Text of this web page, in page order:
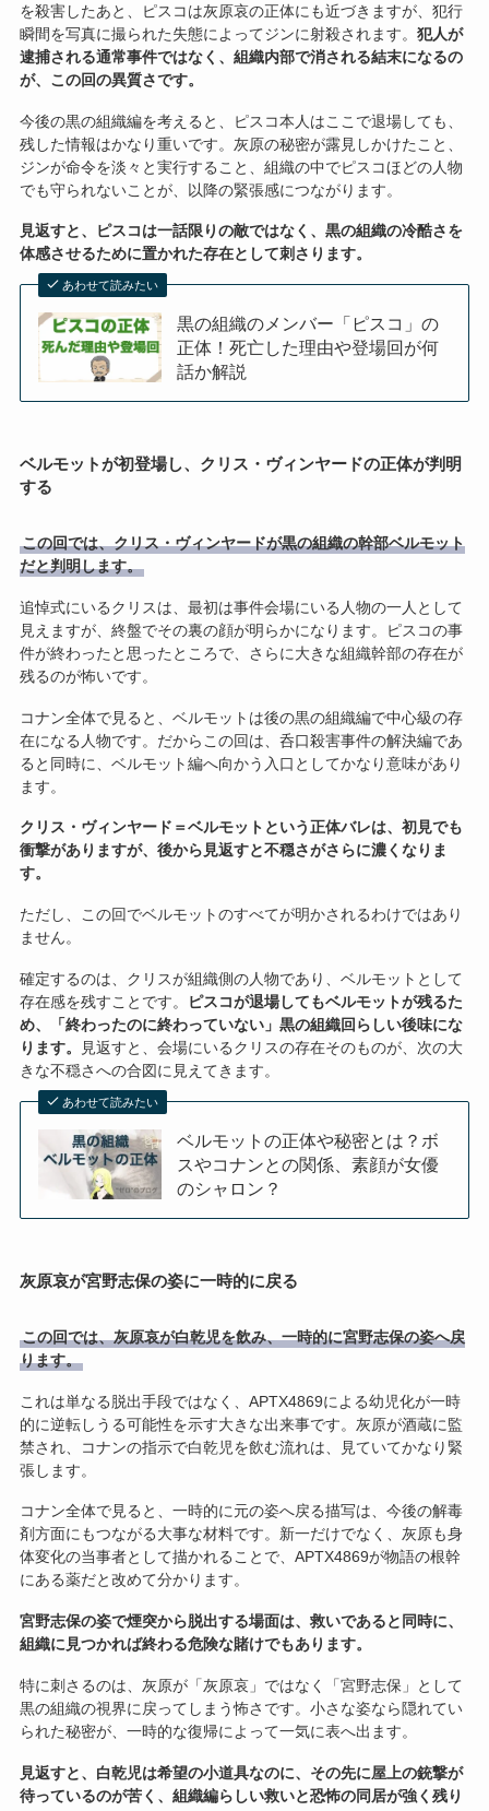
を殺害したあと、ピスコは灰原哀の正体にも近づきますが、犯行
瞬間を写真に撮られた失態によってジンに射殺されます。 犯人が
逮捕される通常事件ではなく、組織内部で消される結末になるの
が、この回の異質さです。
今後の黒の組織編を考えると、ピスコ本人はここで退場しても、
残した情報はかなり重いです。灰原の秘密が露見しかけたこと、
ジンが命令を淡々と実行すること、組織の中でピスコほどの人物
でも守られないことが、以降の緊張感につながります。
見返すと、ピスコは一話限りの敵ではなく、黒の組織の冷酷さを
体感させるために置かれた存在として刺さります。
あわせて読みたい
黒の組織のメンバー「ピスコ」の
正体！死亡した理由や登場回が何
話か解説
ベルモットが初登場し、クリス・ヴィンヤードの正体が判明
する
この回では、クリス・ヴィンヤードが黒の組織の幹部ベルモット
だと判明します。
追悼式にいるクリスは、最初は事件会場にいる人物の一人として
見えますが、終盤でその裏の顔が明らかになります。ピスコの事
件が終わったと思ったところで、さらに大きな組織幹部の存在が
残るのが怖いです。
コナン全体で見ると、ベルモットは後の黒の組織編で中心級の存
在になる人物です。だからこの回は、呑口殺害事件の解決編であ
ると同時に、ベルモット編へ向かう入口としてかなり意味があり
ます。
クリス・ヴィンヤード＝ベルモットという正体バレは、初見でも
衝撃がありますが、後から見返すと不穏さがさらに濃くなりま
す。
ただし、この回でベルモットのすべてが明かされるわけではあり
ません。
確定するのは、クリスが組織側の人物であり、ベルモットとして
存在感を残すことです。
ピスコが退場してもベルモットが残るた
め、「終わったのに終わっていない」黒の組織回らしい後味にな
ります。
見返すと、会場にいるクリスの存在そのものが、次の大
きな不穏さへの合図に見えてきます。
あわせて読みたい
ベルモットの正体や秘密とは？ボ
スやコナンとの関係、素顔が女優
のシャロン？
灰原哀が宮野志保の姿に一時的に戻る
この回では、灰原哀が白乾児を飲み、一時的に宮野志保の姿へ戻
ります。
これは単なる脱出手段ではなく、APTX4869による幼児化が一時
的に逆転しうる可能性を示す大きな出来事です。灰原が酒蔵に監
禁され、コナンの指示で白乾児を飲む流れは、見ていてかなり緊
張します。
コナン全体で見ると、一時的に元の姿へ戻る描写は、今後の解毒
剤方面にもつながる大事な材料です。新一だけでなく、灰原も身
体変化の当事者として描かれることで、APTX4869が物語の根幹
にある薬だと改めて分かります。
宮野志保の姿で煙突から脱出する場面は、救いであると同時に、
組織に見つかれば終わる危険な賭けでもあります。
特に刺さるのは、灰原が「灰原哀」ではなく「宮野志保」として
黒の組織の視界に戻ってしまう怖さです。小さな姿なら隠れてい
られた秘密が、一時的な復帰によって一気に表へ出ます。
見返すと、白乾児は希望の小道具なのに、その先に屋上の銃撃が
待っているのが苦く、組織編らしい救いと恐怖の同居が強く残り